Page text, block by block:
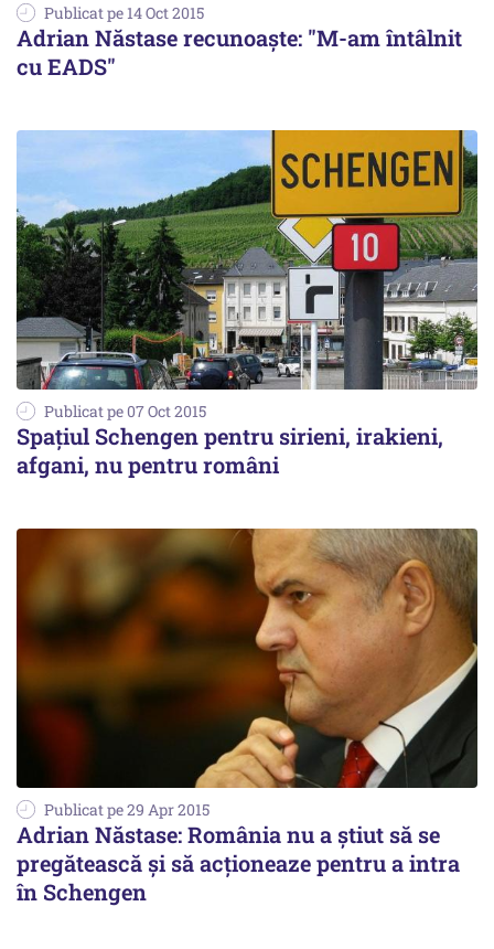
Publicat pe 14 Oct 2015
Adrian Năstase recunoaște: "M-am întâlnit
cu EADS"
Publicat pe 07 Oct 2015
Spațiul Schengen pentru sirieni, irakieni,
afgani, nu pentru români
Publicat pe 29 Apr 2015
Adrian Năstase: România nu a știut să se
pregătească și să acționeaze pentru a intra
în Schengen